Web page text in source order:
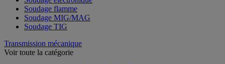
Soudage flamme
Soudage MIG/MAG
Soudage TIG
Transmission mécanique
Voir toute la catégorie